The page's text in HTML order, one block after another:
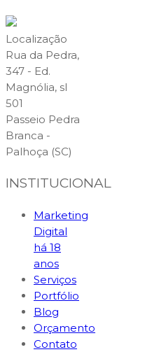
Localização
Rua da Pedra,
347 - Ed.
Magnólia, sl
501
Passeio Pedra
Branca -
Palhoça (SC)
INSTITUCIONAL
Marketing
Digital
há 18
anos
Serviços
Portfólio
Blog
Orçamento
Contato